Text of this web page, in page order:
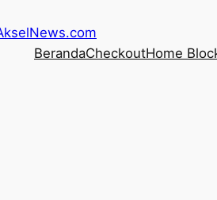
BerandaCheckoutHome